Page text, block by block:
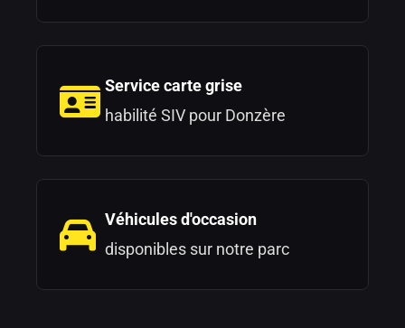
Service carte grise
habilité SIV pour Donzère
Véhicules d'occasion
disponibles sur notre parc